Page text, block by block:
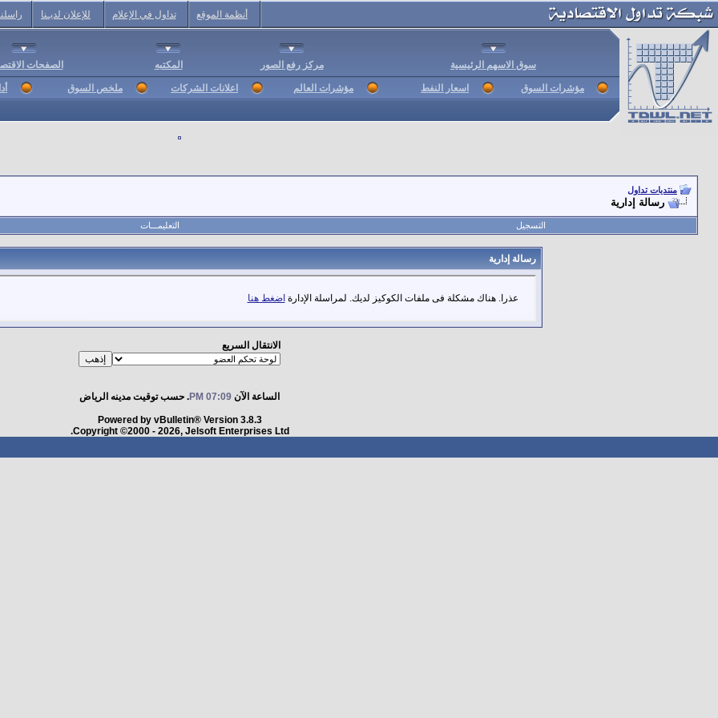
أنظمة الموقع تداول في الإعلام للإعلان لديـنا
سوق الاسهم الرئيسية مركز رفع الصور المكتبه الصفحات
مؤشرات السوق اسعار النفط مؤشرات العالم اعلانات الشركات ملخص السوق
منتديات تداول
رسالة إدارية
التسجيل التعليمـــات
رسالة إدارية
عذرا. هناك مشكلة فى ملفات الكوكيز لديك. لمراسلة الإدارة اضغط هنا
الانتقال السريع
الساعة الآن 07:09 PM . حسب توقيت مدينه الرياض
Powered by vBulletin® Version 3.8.3
Copyright ©2000 - 2026, Jelsoft Enterprises Ltd.